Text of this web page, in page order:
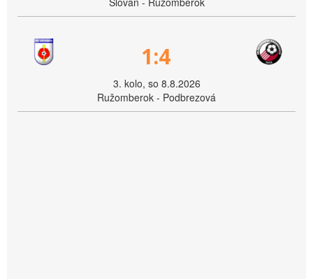
1:4
3. kolo, so 8.8.2026
Ružomberok - Podbrezová